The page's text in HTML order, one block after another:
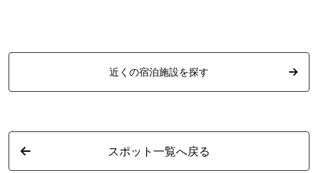
近くの宿泊施設を探す
スポット一覧へ戻る